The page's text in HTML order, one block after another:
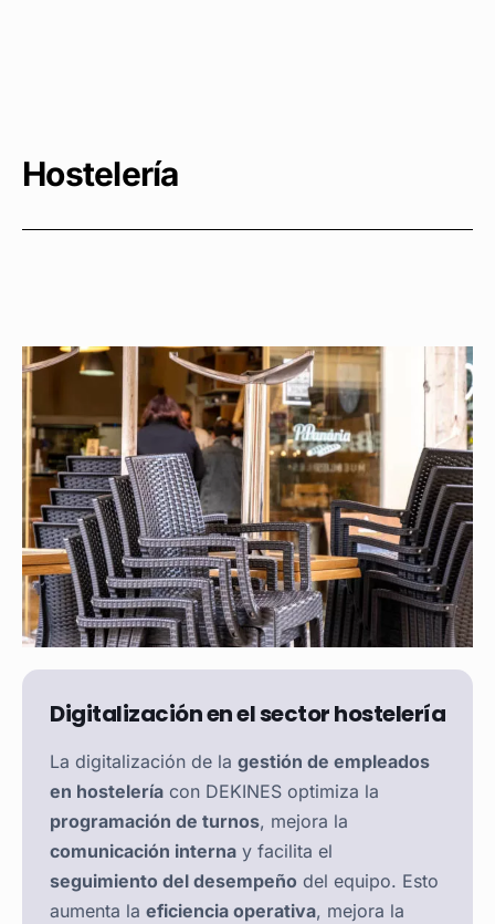
Hostelería
Digitalización en el sector hostelería
La digitalización de la gestión de empleados
en hostelería con DEKINES optimiza la
programación de turnos, mejora la
comunicación interna y facilita el
seguimiento del desempeño del equipo. Esto
aumenta la eficiencia operativa, mejora la